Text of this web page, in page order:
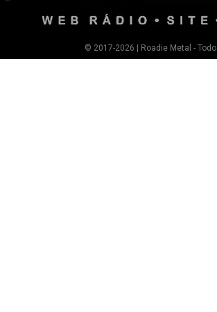
© 2017-2026 | Roadie Metal -